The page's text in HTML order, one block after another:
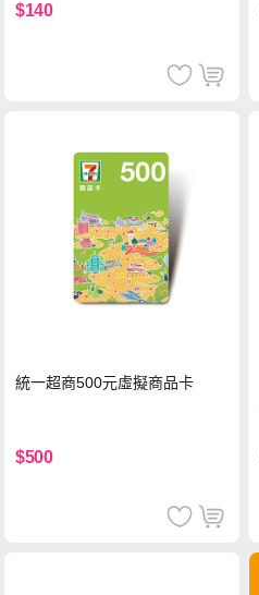
$140
統一超商500元虛擬商品卡
$500